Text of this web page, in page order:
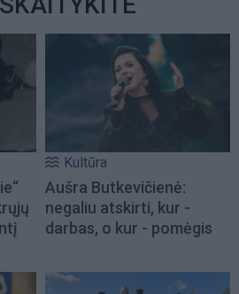
Kultūra
Aušra Butkevičienė:
negaliu atskirti, kur -
darbas, o kur - pomėgis